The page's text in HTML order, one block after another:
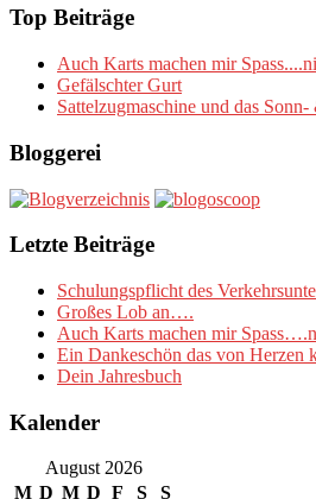
Top Beiträge
Auch Karts machen mir
Gefälschter Gurt
Sattelzugmaschine und das
Bloggerei
Letzte Beiträge
Schulungspflicht des
Großes Lob an….
Auch Karts machen mir
Ein Dankeschön das von Herzen
Dein Jahresbuch
Kalender
August 2026
M D M D F S
S